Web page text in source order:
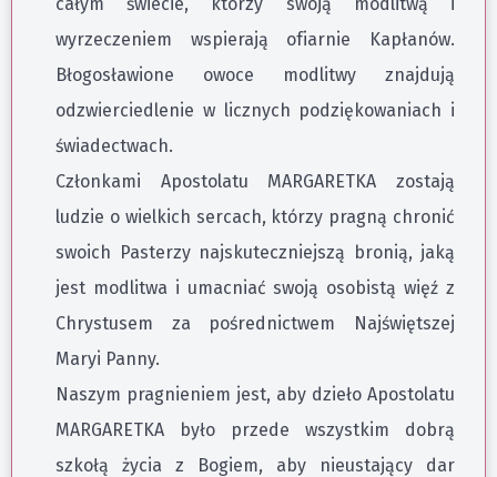
wyrzeczeniem wspierają ofiarnie Kapłanów.
Błogosławione owoce modlitwy znajdują
odzwierciedlenie w licznych podziękowaniach i
świadectwach.
Członkami Apostolatu MARGARETKA zostają
ludzie o wielkich sercach, którzy pragną chronić
swoich Pasterzy najskuteczniejszą bronią, jaką
jest modlitwa i umacniać swoją osobistą więź z
Chrystusem za pośrednictwem Najświętszej
Maryi Panny.
Naszym pragnieniem jest, aby dzieło Apostolatu
MARGARETKA było przede wszystkim dobrą
szkołą życia z Bogiem, aby nieustający dar